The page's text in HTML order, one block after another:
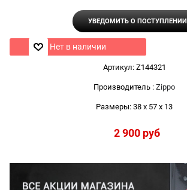
УВЕДОМИТЬ О ПОСТУПЛЕНИИ
Нет в наличии
Артикул: Z144321
Производитель : Zippo
Размеры: 38 x 57 x 13
2 900 руб